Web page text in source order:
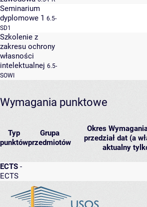
Seminarium
dyplomowe 1 6.5-
SD1
Szkolenie z
zakresu ochrony
własności
intelektualnej 6.5-
SOWI
Wymagania punktowe
Typ
punktów
Grupa
przedmiotów
Okres
przedział dat (a
aktualny
ECTS -
ECTS